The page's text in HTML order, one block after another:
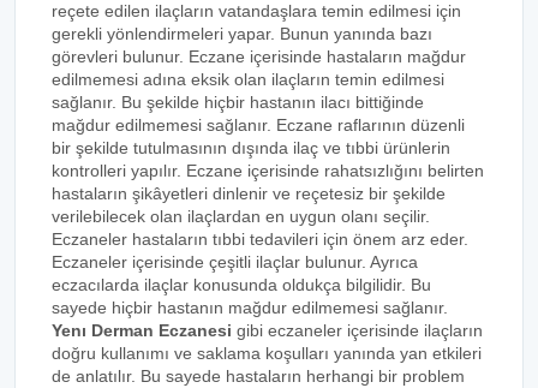
reçete edilen ilaçların vatandaşlara temin edilmesi için
gerekli yönlendirmeleri yapar. Bunun yanında bazı
görevleri bulunur. Eczane içerisinde hastaların mağdur
edilmemesi adına eksik olan ilaçların temin edilmesi
sağlanır. Bu şekilde hiçbir hastanın ilacı bittiğinde
mağdur edilmemesi sağlanır. Eczane raflarının düzenli
bir şekilde tutulmasının dışında ilaç ve tıbbi ürünlerin
kontrolleri yapılır. Eczane içerisinde rahatsızlığını belirten
hastaların şikâyetleri dinlenir ve reçetesiz bir şekilde
verilebilecek olan ilaçlardan en uygun olanı seçilir.
Eczaneler hastaların tıbbi tedavileri için önem arz eder.
Eczaneler içerisinde çeşitli ilaçlar bulunur. Ayrıca
eczacılarda ilaçlar konusunda oldukça bilgilidir. Bu
sayede hiçbir hastanın mağdur edilmemesi sağlanır.
Yenı Derman Eczanesi gibi eczaneler içerisinde ilaçların
doğru kullanımı ve saklama koşulları yanında yan etkileri
de anlatılır. Bu sayede hastaların herhangi bir problem